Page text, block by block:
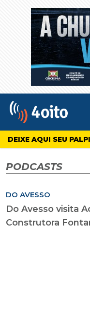
4oito
DEIXE AQUI SEU
PODCASTS
DO AVESSO
Do Avesso visita
Construtora